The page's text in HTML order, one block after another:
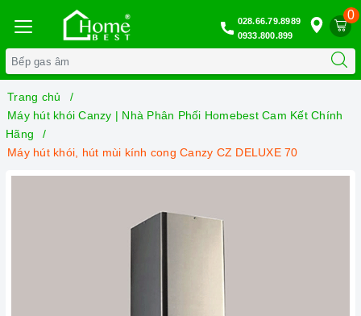
0
028.66.79.8989
0933.800.899
Trang chủ
Máy hút khói Canzy | Nhà Phân Phối Homebest Cam Kết Chính
Hãng
Máy hút khói, hút mùi kính cong Canzy CZ DELUXE 70